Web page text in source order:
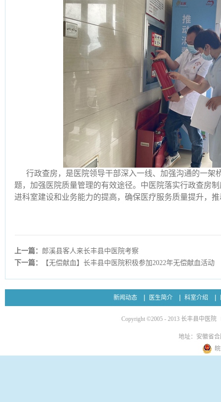
行政查房，是医院领导干部深入一线、加强沟通的一架
题，加强医院质量管理的有效途径。中医院落实行政查房
进科室建设和业务能力的提高，确保医疗服务质量提升，
上一篇： 郎溪县客人来长丰县中医院考察
下一篇：
【无偿献血】长丰县中医院积极参加2022年无偿献血活动
新闻动态 医生简介 科室介绍
Copyright ©2005 - 2013 长丰县中医院
地址：安徽省